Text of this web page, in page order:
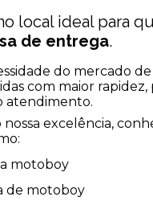
local ideal para
de entrega.
do mercado
com maior
atendimento.
excelência,
motoboy
de motoboy